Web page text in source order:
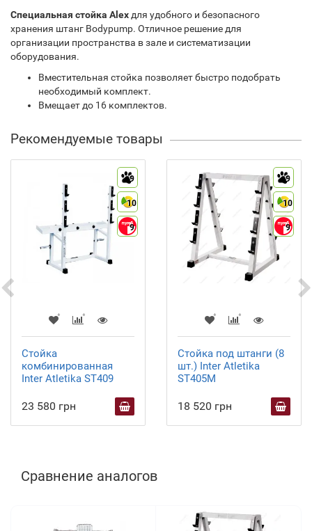
Специальная стойка Alexдля удобного и безопасного
хранения штанг Вodypump. Отличное решение для
организации пространства в зале и систематизации
оборудования.
Вместительная стойка позволяет быстро подобрать
необходимый комплект.
Вмещает до 16 комплектов.
Рекомендуемые товары
9
10
9
Стойка
комбинированная
Inter Atletika ST409
23 580 грн
9
10
9
Стойка под штанги (8
шт.) Inter Atletika
ST405M
18 520 грн
Сравнение аналогов